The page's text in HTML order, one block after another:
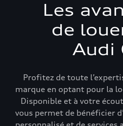
Les
de
Audi
Profitez de toute
marque en optant pour la
Disponible et à votre
vous permet de bénéficier